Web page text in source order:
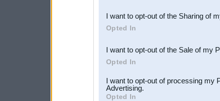
Downstream Participants
third parties.
I want to opt-out of the Sharing of
Opted In
I want to opt-out of the Sale of my
Opted In
I want to opt-out of processing my
Advertising.
Opted In